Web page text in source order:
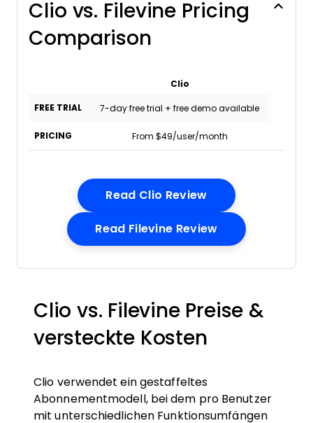
Clio vs. Filevine Pricing
Comparison
Clio
FREE TRIAL 7-day free trial + free demo available
PRICING From $49/user/month
Read Clio ReviewOpens New
Read Filevine ReviewOpens New
Clio vs. Filevine Preise &
versteckte Kosten
Clio verwendet ein gestaffeltes
Abonnementmodell, bei dem pro Benutzer
mit unterschiedlichen Funktionsumfängen